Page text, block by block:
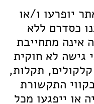
יופרעו ו/או
כסדרם ללא
אינה מתחייבת
גישה לא חוקית
תקלות,
התקשורת
או ייפגעו מכל